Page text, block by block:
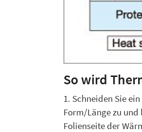
So wird
1. Schneiden Sie
Form/Länge zu
Folienseite der